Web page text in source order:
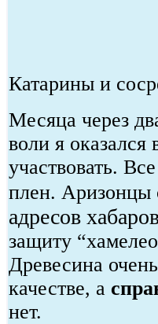
Катарины и
Месяца через
воли я оказался
участвовать.
плен. Аризонцы
адресов
защиту
Древесина
качестве, а
нет.